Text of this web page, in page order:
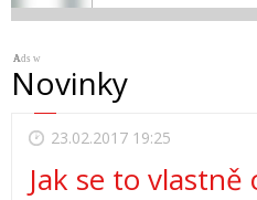
Novinky
23.02.2017 19:25
Jak se to vlastně
Ads w
A
A
A
A